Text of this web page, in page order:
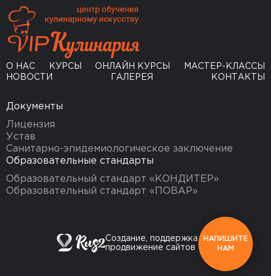
О НАС КУРСЫ ОНЛАЙН КУРСЫ
МАСТЕР-КЛАССЫ
НОВОСТИ
ГАЛЕРЕЯ КОНТАКТЫ
Документы
Лицензия
Устав
Санитарно-эпидемиологическое заключение
Образовательные стандарты
Образовательный стандарт «КОНДИТЕР»
Образовательный стандарт «ПОВАР»
Создание, поддержка и
продвижение сайтов
НАПИШИТЕ
НАМ